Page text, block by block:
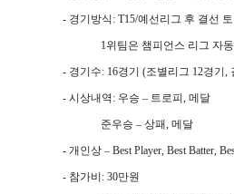
- 경기방식 : T15/예선리그 후 결선
1위팀은 챔피언스 리그 자
- 경기수: 16경기 (조별리그 12경기 ,
- 시상내역 : 우승 – 트로피 , 메달
준우승 – 상패, 메달
- 개인상 – Best Player, Best Batter,
- 참가비 : 30만원